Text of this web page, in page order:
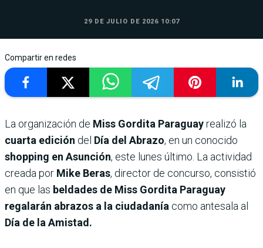
29 DE JULIO DE 2026 10:07
Compartir en redes
La organización de Miss Gordita Paraguayrealizó la
cuarta edición del Día del Abrazo, en un conocido
shopping en Asunción, este lunes último. La actividad
creada por Mike Beras, director de concurso, consistió
en que las beldades de Miss Gordita Paraguay
regalarán abrazos a la ciudadanía como antesala al
Día de la Amistad.